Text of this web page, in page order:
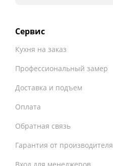
Сервис
Кухня на заказ
Профессиональный замер
Доставка и подъем
Оплата
Обратная связь
Гарантия от производителя